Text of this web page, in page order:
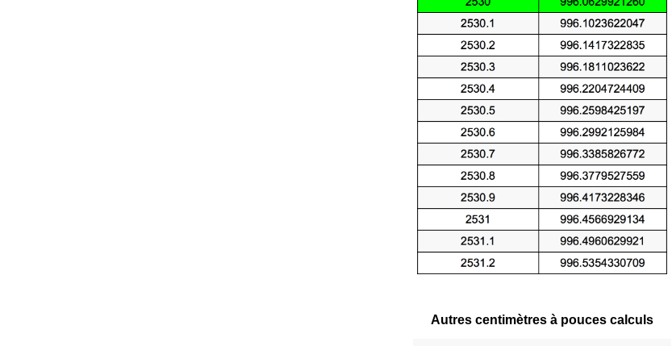
Autres centimètres à pouces calculs